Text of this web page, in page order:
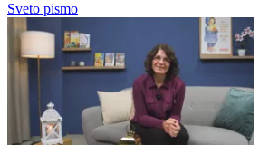
Sveto pismo